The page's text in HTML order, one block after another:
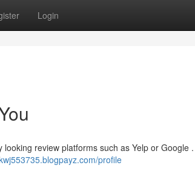
Login
review platforms such as Yelp or Google .
profile